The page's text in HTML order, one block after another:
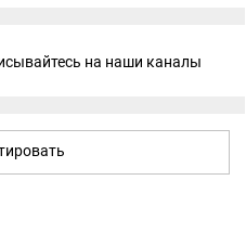
на наши каналы